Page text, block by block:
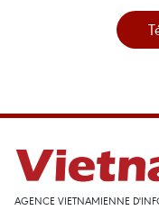
AGENCE VIETNAMIENNE